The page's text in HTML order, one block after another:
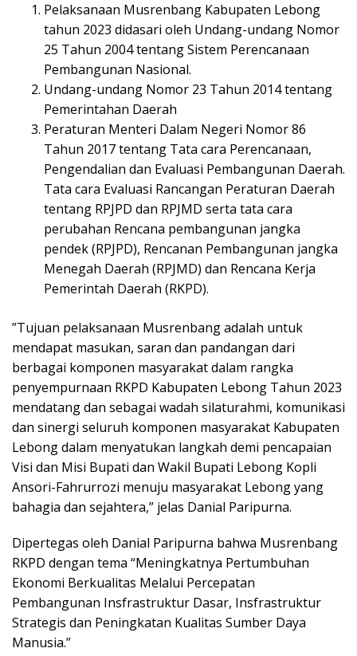
Pelaksanaan Musrenbang Kabupaten Lebong
tahun 2023 didasari oleh Undang-undang Nomor
25 Tahun 2004 tentang Sistem Perencanaan
Pembangunan Nasional.
Undang-undang Nomor 23 Tahun 2014 tentang
Pemerintahan Daerah
Peraturan Menteri Dalam Negeri Nomor 86
Tahun 2017 tentang Tata cara Perencanaan,
Pengendalian dan Evaluasi Pembangunan Daerah.
Tata cara Evaluasi Rancangan Peraturan Daerah
tentang RPJPD dan RPJMD serta tata cara
perubahan Rencana pembangunan jangka
pendek (RPJPD), Rencanan Pembangunan jangka
Menegah Daerah (RPJMD) dan Rencana Kerja
Pemerintah Daerah (RKPD).
”Tujuan pelaksanaan Musrenbang adalah untuk
mendapat masukan, saran dan pandangan dari
berbagai komponen masyarakat dalam rangka
penyempurnaan RKPD Kabupaten Lebong Tahun 2023
mendatang dan sebagai wadah silaturahmi, komunikasi
dan sinergi seluruh komponen masyarakat Kabupaten
Lebong dalam menyatukan langkah demi pencapaian
Visi dan Misi Bupati dan Wakil Bupati Lebong Kopli
Ansori-Fahrurrozi menuju masyarakat Lebong yang
bahagia dan sejahtera,” jelas Danial Paripurna.
Dipertegas oleh Danial Paripurna bahwa Musrenbang
RKPD dengan tema “Meningkatnya Pertumbuhan
Ekonomi Berkualitas Melalui Percepatan
Pembangunan Insfrastruktur Dasar, Insfrastruktur
Strategis dan Peningkatan Kualitas Sumber Daya
Manusia.”